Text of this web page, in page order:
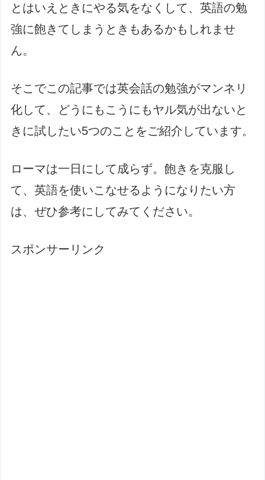
とはいえときにやる気をなくして、英語の勉
強に飽きてしまうときもあるかもしれませ
ん。
そこでこの記事では英会話の勉強がマンネリ
化して、どうにもこうにもヤル気が出ないと
きに試したい5つのことをご紹介しています。
ローマは一日にして成らず。飽きを克服し
て、英語を使いこなせるようになりたい方
は、ぜひ参考にしてみてください。
スポンサーリンク